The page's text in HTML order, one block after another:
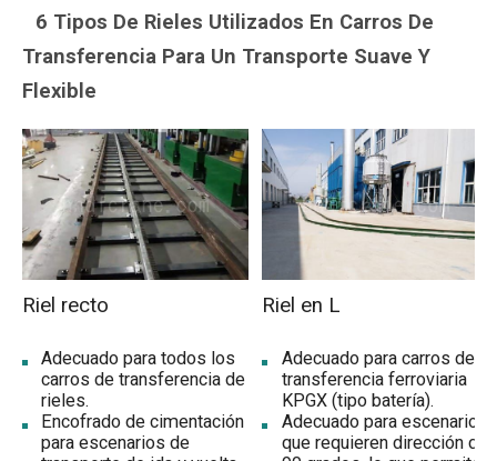
6 Tipos De Rieles Utilizados En Carros De
Transferencia Para Un Transporte Suave Y
Flexible
Riel recto
Adecuado para todos los
carros de transferencia de
rieles.
Encofrado de cimentación
para escenarios de
Riel en L
Adecuado para carros de
transferencia ferroviaria
KPGX (tipo batería).
Adecuado para escenarios
que requieren dirección de